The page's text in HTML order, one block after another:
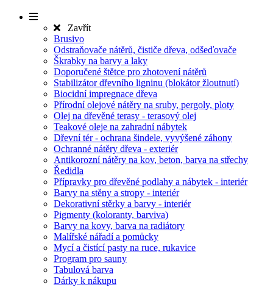
Zavřít
Brusivo
Odstraňovače nátěrů, čističe dřeva, odšeďovače
Škrabky na barvy a laky
Doporučené štětce pro zhotovení nátěrů
Stabilizátor dřevního ligninu (blokátor žloutnutí)
Biocidní impregnace dřeva
Přírodní olejové nátěry na sruby, pergoly, ploty
Olej na dřevěné terasy - terasový olej
Teakové oleje na zahradní nábytek
Dřevní tér - ochrana šindele, vyvýšené záhony
Ochranné nátěry dřeva - exteriér
Antikorozní nátěry na kov, beton, barva na střechy
Ředidla
Přípravky pro dřevěné podlahy a nábytek - interiér
Barvy na stěny a stropy - interiér
Dekorativní stěrky a barvy - interiér
Pigmenty (koloranty, barviva)
Barvy na kovy, barva na radiátory
Malířské nářadí a pomůcky
Mycí a čistící pasty na ruce, rukavice
Program pro sauny
Tabulová barva
Dárky k nákupu